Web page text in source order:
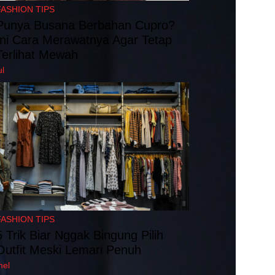
TIPS
Busana Berbahan Cupro?
Cara Merawatnya Agar Tetap
Mewah
TIPS
Trik Biar Nggak Bingung Pilih
Meski Lemari Penuh